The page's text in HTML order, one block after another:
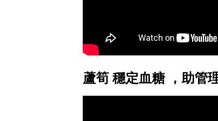
蘆筍 穩定血糖 ，助管